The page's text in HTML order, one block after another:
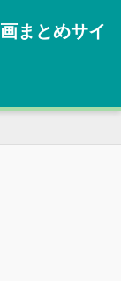
まとめサイ